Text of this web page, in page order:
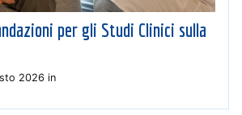
per gli Studi Clinici sulla
2026 in